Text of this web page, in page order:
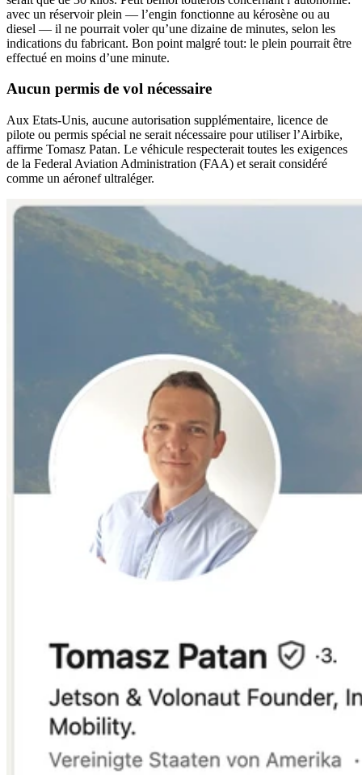
avec un réservoir plein — l’engin fonctionne au kérosène ou au
diesel — il ne pourrait voler qu’une dizaine de minutes, selon les
indications du fabricant. Bon point malgré tout: le plein pourrait être
effectué en moins d’une minute.
Aucun permis de vol nécessaire
Aux Etats-Unis, aucune autorisation supplémentaire, licence de
pilote ou permis spécial ne serait nécessaire pour utiliser l’Airbike,
affirme Tomasz Patan. Le véhicule respecterait toutes les exigences
de la Federal Aviation Administration (FAA) et serait considéré
comme un aéronef ultraléger.